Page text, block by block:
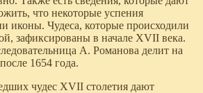
что некоторые успения
иконы. Чудеса, которые происходили
зафиксированы в начале XVII века.
А. Романова делит на
1654 года.
чудес XVII столетия дают